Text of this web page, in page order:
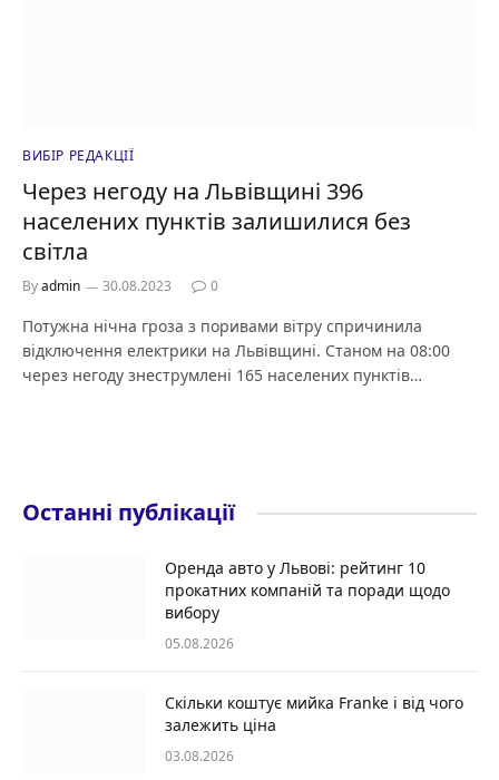
ВИБІР РЕДАКЦІЇ
Через негоду на Львівщині 396
населених пунктів залишилися без
світла
Byadmin 30.08.2023 0
Потужна нічна гроза з поривами вітру спричинила
відключення електрики на Львівщині. Станом на 08:00
через негоду знеструмлені 165 населених пунктів…
Останні публікації
Оренда авто у Львові: рейтинг 10
прокатних компаній та поради щодо
вибору
05.08.2026
Скільки коштує мийка Franke і від чого
залежить ціна
03.08.2026